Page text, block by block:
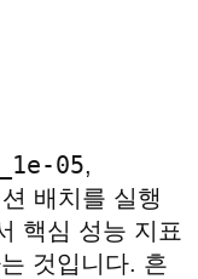
05,
배치를 실행
핵심 성능 지표
것입니다. 흔